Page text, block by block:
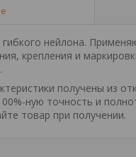
гибкого нейлона.
крепления и
получены из
ную точность и
товар при получении.